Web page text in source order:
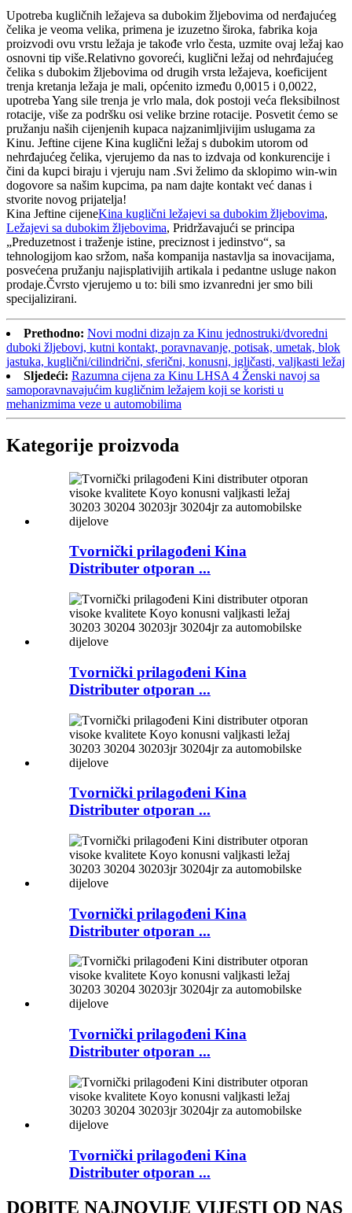
Upotreba kugličnih ležajeva sa dubokim žljebovima od nerđajućeg
čelika je veoma velika, primena je izuzetno široka, fabrika koja
proizvodi ovu vrstu ležaja je takođe vrlo česta, uzmite ovaj ležaj kao
osnovni tip više.Relativno govoreći, kuglični ležaj od nehrđajućeg
čelika s dubokim žljebovima od drugih vrsta ležajeva, koeficijent
trenja kretanja ležaja je mali, općenito između 0,0015 i 0,0022,
upotreba Yang sile trenja je vrlo mala, dok postoji veća fleksibilnost
rotacije, više za podršku osi velike brzine rotacije. Posvetit ćemo se
pružanju naših cijenjenih kupaca najzanimljivijim uslugama za
Kinu. Jeftine cijene Kina kuglični ležaj s dubokim utorom od
nehrđajućeg čelika, vjerujemo da nas to izdvaja od konkurencije i
čini da kupci biraju i vjeruju nam .Svi želimo da sklopimo win-win
dogovore sa našim kupcima, pa nam dajte kontakt već danas i
stvorite novog prijatelja!
Kina Jeftine cijeneKina kuglični ležajevi sa dubokim žljebovima,
Ležajevi sa dubokim žljebovima, Pridržavajući se principa
„Preduzetnost i traženje istine, preciznost i jedinstvo“, sa
tehnologijom kao sržom, naša kompanija nastavlja sa inovacijama,
posvećena pružanju najisplativijih artikala i pedantne usluge nakon
prodaje.Čvrsto vjerujemo u to: bili smo izvanredni jer smo bili
specijalizirani.
Prethodno: Novi modni dizajn za Kinu jednostruki/dvoredni
duboki žljebovi, kutni kontakt, poravnavanje, potisak, umetak, blok
jastuka, kuglični/cilindrični, sferični, konusni, igličasti, valjkasti ležaj
Sljedeći: Razumna cijena za Kinu LHSA 4 Ženski navoj sa
samoporavnavajućim kugličnim ležajem koji se koristi u
mehanizmima veze u automobilima
Kategorije proizvoda
Tvornički prilagođeni Kina
Distributer otporan ...
Tvornički prilagođeni Kina
Distributer otporan ...
Tvornički prilagođeni Kina
Distributer otporan ...
Tvornički prilagođeni Kina
Distributer otporan ...
Tvornički prilagođeni Kina
Distributer otporan ...
Tvornički prilagođeni Kina
Distributer otporan ...
DOBITE NAJNOVIJE VIJESTI OD NAS